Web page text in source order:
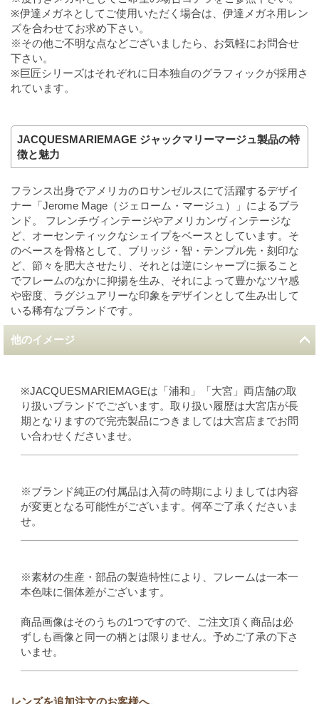
※伊達メガネとしてご使用いただく場合は、伊達メガネ用レン
ズを合わせてお求め下さい。
※その他ご不明な点などございましたら、お気軽にお問合せ
下さい。
※巨匠シリーズはそれぞれに日本独自のグラフィックが採用さ
れています。
JACQUESMARIEMAGE ジャックマリーマージュ製品の特
徴と魅力
フランス出身でアメリカのロサンゼルスにて活躍するデザイ
ナー「Jerome Mage（ジェローム・マージュ）」によるブラ
ンド。 フレンチヴィンテージやアメリカンヴィンテージな
ど、オーセンティックなシェイプをベースとしています。そ
のベースを骨格として、ブリッジ・智・テンプル先・刻印な
ど、節々を肥大させたり、それとは逆にシャープに振ること
でフレームのなかに抑揚を生み、それによって豊かなツヤ感
や密度、ラグジュアリーな印象をデザインとして生み出して
いる稀有なブランドです。
他のイメージ
※JACQUESMARIEMAGEは「浦和」「大宮」両店舗の取
り扱いブランドでございます。取り扱い履歴は大宮店が長
期となりますので完売製品につきましては大宮店までお問
い合わせくださいませ。
※ブランド純正の付属品は入荷の時期によりましては内容
が変更となる可能性がございます。何卒ご了承くださいま
せ。
※素材の生産・部品の製造特性により、フレームは一本一
本色味に個体差がございます。
商品画像はそのうちの1つですので、ご注文頂く商品は必
ずしも画像と同一の柄とは限りません。予めご了承の下さ
いませ。